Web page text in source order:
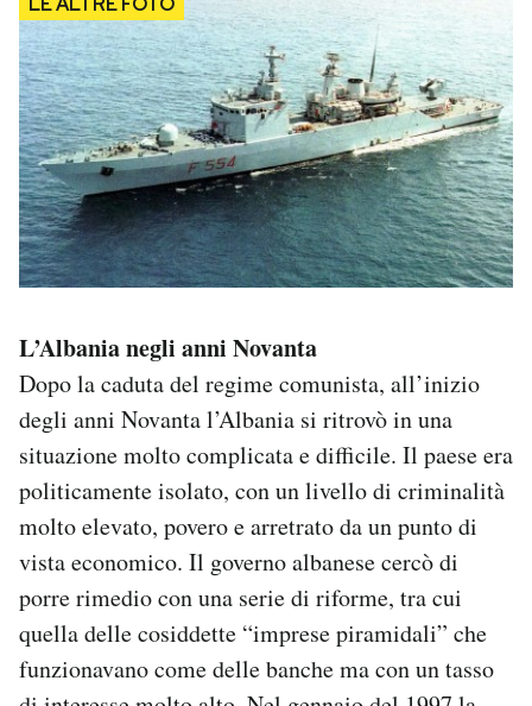
L’Albania negli anni Novanta
Dopo la caduta del regime comunista, all’inizio
degli anni Novanta l’Albania si ritrovò in una
situazione molto complicata e difficile. Il paese era
politicamente isolato, con un livello di criminalità
molto elevato, povero e arretrato da un punto di
vista economico. Il governo albanese cercò di
porre rimedio con una serie di riforme, tra cui
quella delle cosiddette “imprese piramidali” che
funzionavano come delle banche ma con un tasso